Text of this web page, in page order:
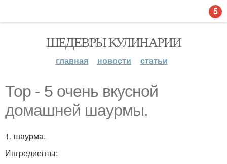
ШЕДЕВРЫ КУЛИНАРИИ
главная новости статьи
Тор - 5 очень вкусной
домашней шаурмы.
1. шаурма.
Ингредиенты:
5